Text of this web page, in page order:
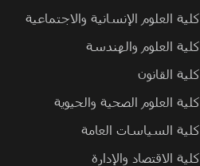
كلية العلوم الإنسانية والاجتماعية
كلية العلوم والهندسة
كلية القانون
كلية العلوم الصحية والحيوية
كلية السياسات العامة
كلية الاقتصاد والإدارة